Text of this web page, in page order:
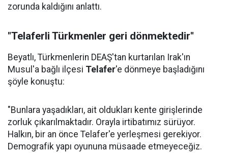
zorunda kaldığını anlattı.
"Telaferli Türkmenler geri dönmektedir"
Beyatlı, Türkmenlerin DEAŞ'tan kurtarılan Irak'ın
Musul'a bağlı ilçesi Telafer'e dönmeye başladığını
şöyle konuştu:
"Bunlara yaşadıkları, ait oldukları kente girişlerinde
zorluk çıkarılmaktadır. Orayla irtibatımız sürüyor.
Halkın, bir an önce Telafer'e yerleşmesi gerekiyor.
Demografik yapı oyununa müsaade etmeyeceğiz.